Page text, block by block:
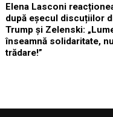
Elena Lasconi
după eșecul discuțiilor
Trump și Zelenski:
înseamnă solidaritate, nu
trădare!”